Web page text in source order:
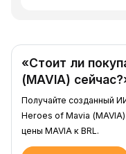
«Стоит ли
(MAVIA)
Получайте созданный
Heroes of Mavia (MAVIA)
цены MAVIA к BRL.